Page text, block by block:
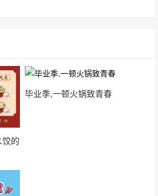
的
毕业季,一顿火锅致青春